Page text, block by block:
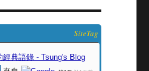
SiteTag